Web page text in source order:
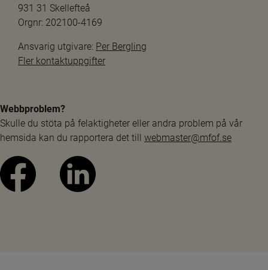
931 31 Skellefteå
Orgnr: 202100-4169
Ansvarig utgivare: Per Bergling
Fler kontaktuppgifter
Webbproblem?
Skulle du stöta på felaktigheter eller andra problem på vår
hemsida kan du rapportera det till webmaster@mfof.se